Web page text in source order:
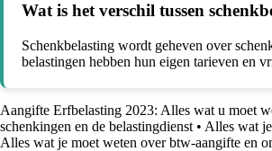
Wat is het verschil tussen
Schenkbelasting wordt geheven over
belastingen hebben hun eigen tarieven en
Aangifte Erfbelasting 2023: Alles wat u moet
schenkingen en de belastingdienst • Alles wat
Alles wat je moet weten over btw-aangifte en